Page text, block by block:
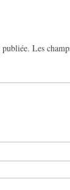
publiée. Les